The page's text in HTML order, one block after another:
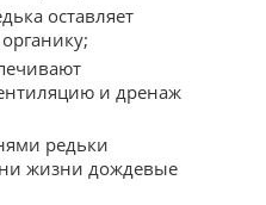
оставляет
и дренаж
редьки
жизни дождевые